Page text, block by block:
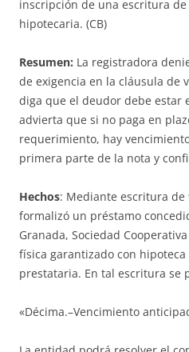
inscripción de una escritura
hipotecaria. (CB)
Resumen: La registradora
de exigencia en la cláusula de
diga que el deudor debe estar
advierta que si no paga en
requerimiento, hay vencimiento
primera parte de la nota y
Hechos: Mediante escritura
formalizó un préstamo
Granada, Sociedad
física garantizado con
prestataria. En tal escritura se
«Décima.–Vencimiento